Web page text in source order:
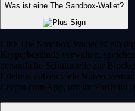
Was ist eine The Sandbox-Wallet?
Eine The Sandbox-Wallet ist ein
Kryptobestände verwalten,
persönliche Schnittstelle zur
Erlebnis nutzen viele Nutzer
Crypto.com App, um ihr Portfolio